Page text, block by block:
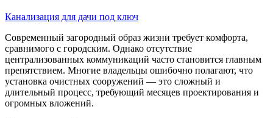
Канализация для дачи под ключ
Современный загородный образ жизни требует комфорта,
сравнимого с городским. Однако отсутствие
централизованных коммуникаций часто становится главным
препятствием. Многие владельцы ошибочно полагают, что
установка очистных сооружений — это сложный и
длительный процесс, требующий месяцев проектирования и
огромных вложений.